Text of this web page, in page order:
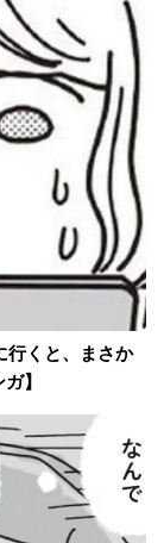
行くと、まさか
】